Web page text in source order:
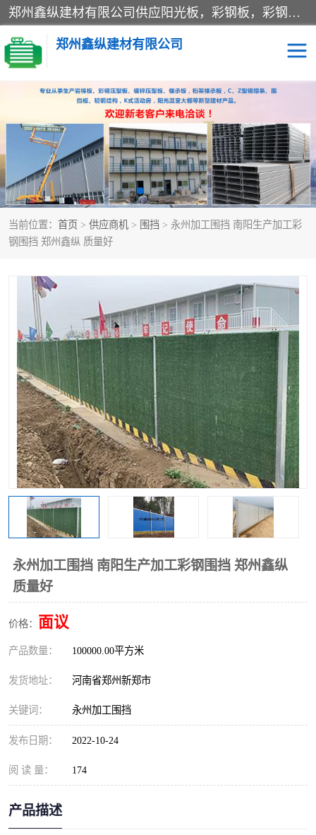
郑州鑫纵建材有限公司供应阳光板，彩钢板，彩钢钢构工程是一家集生产销售租赁安装于一体的企业，主要生产PC采光板，耐力板，仿古琉璃采光板，岩棉板、彩钢压型板、镀锌压型板、桁架楼承板，C、Z型钢檩条、围挡板、轻钢结构，阳光温室大棚等新型建材产品。公司旗下有多台移动式高空压瓦机租赁，承接全国各地业务，专业对外租赁各种型号压瓦机。
郑州鑫纵建材有限公司
当前位置： 首页 > 供应商机 > 围挡 > 永州加工围挡 南阳生产加工彩
钢围挡 郑州鑫纵 质量好
永州加工围挡 南阳生产加工彩钢围挡 郑州鑫纵
质量好
价格： 面议
产品数量： 100000.00平方米
发货地址： 河南省郑州新郑市
关键词： 永州加工围挡
发布日期： 2022-10-24
阅 读 量： 174
产品描述
高空瓦机租赁 ASA合成树脂仿古瓦
CZ型钢 FRP采光板
PC多层板 PC耐力板
建筑围挡 楼层板
岩棉板 钢结构配件
围挡 彩钢板
生产加工单板复合围挡 市
政围挡